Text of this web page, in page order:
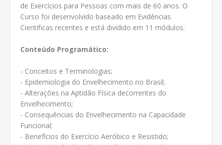
de Exercícios para Pessoas com mais de 60 anos. O
Curso foi desenvolvido baseado em Evidências
Científicas recentes e está dividido em 11 módulos.
Conteúdo Programático:
- Conceitos e Terminologias;
- Epidemiologia do Envelhecimento no Brasil;
- Alterações na Aptidão Física decorrentes do
Envelhecimento;
- Consequências do Envelhecimento na Capacidade
Funcional;
- Benefícios do Exercício Aeróbico e Resistido;